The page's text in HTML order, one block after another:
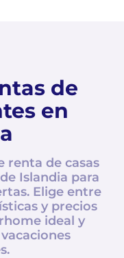
de
en
renta de casas
Islandia para
Elige entre
y precios
ideal y